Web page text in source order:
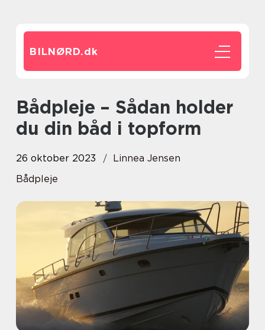
BILNØRD.dk
Bådpleje – Sådan holder
du din båd i topform
26 oktober 2023
Linnea Jensen
Bådpleje